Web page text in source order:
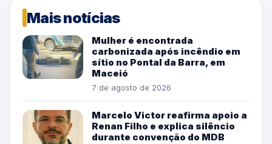
Mais notícias
Mulher é encontrada
carbonizada após incêndio em
sítio no Pontal da Barra, em
Maceió
7 de agosto de 2026
Marcelo Victor reafirma apoio a
Renan Filho e explica silêncio
durante convenção do MDB